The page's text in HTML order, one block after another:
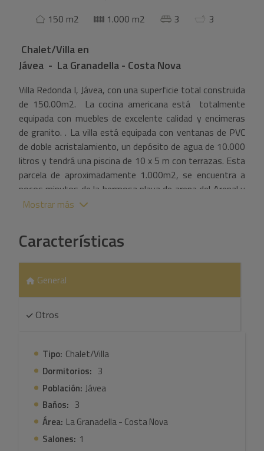
150 m2 1.000 m2 3 3
Chalet/Villaen
Jávea - La Granadella - Costa Nova
Villa Redonda I, Jávea, con una superficie total construida
de 150.00m2. La cocina americana está totalmente
equipada con muebles de excelente calidad y encimeras
de granito. . La villa está equipada con ventanas de PVC
de doble acristalamiento, un depósito de agua de 10.000
litros y tendrá una piscina de 10 x 5 m con terrazas. Esta
parcela de aproximadamente 1.000m2, se encuentra a
pocos minutos de la hermosa playa de arena del Arenal y
del casco antiguo de Jávea con sus calles estrechas,
Mostrar más
Características
General
Otros
Tipo: Chalet/Villa
Dormitorios: 3
Población: Jávea
Baños: 3
Área: La Granadella - Costa Nova
Salones: 1